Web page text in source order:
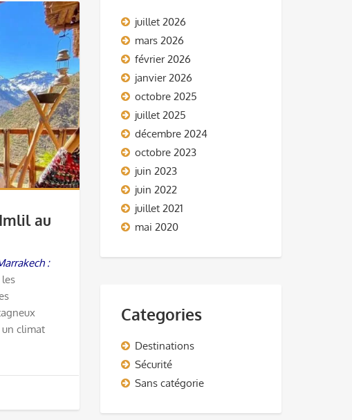
au
:
un climat
juillet 2026
mars 2026
février 2026
janvier 2026
octobre 2025
juillet 2025
décembre 2024
octobre 2023
juin 2023
juin 2022
juillet 2021
mai 2020
Categories
Destinations
Sécurité
Sans catégorie